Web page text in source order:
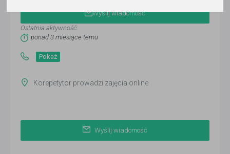
Wyślij wiadomość
Ostatnia aktywność:
ponad 3 miesiące temu
Pokaż
Korepetytor prowadzi zajęcia online
Wyślij wiadomość